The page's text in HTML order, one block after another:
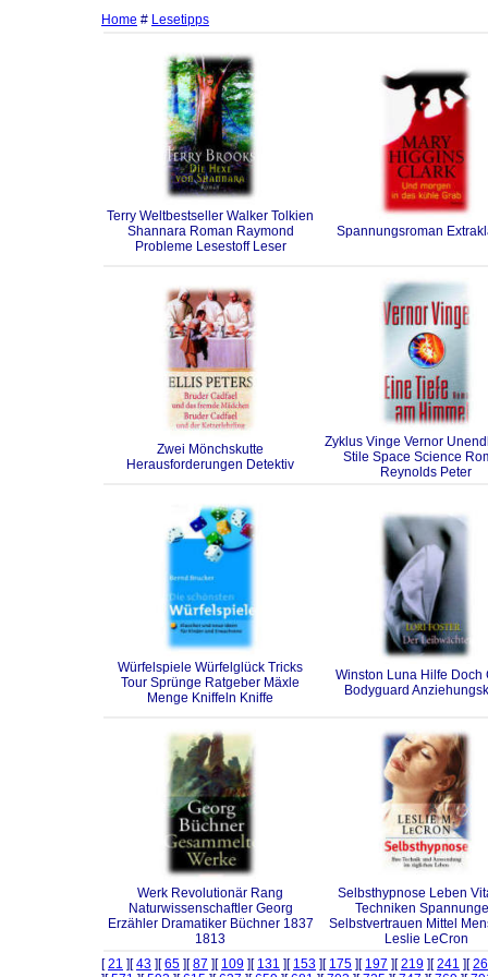
Home # Lesetipps
Terry Weltbestseller Walker Tolkien
Shannara Roman Raymond
Probleme Lesestoff Leser
Spannungsroman
Zwei Mönchskutte
Herausforderungen Detektiv
Zyklus Vinge Vernor
Stile Space Science
Reynolds Peter
Würfelspiele Würfelglück Tricks
Tour Sprünge Ratgeber Mäxle
Menge Kniffeln Kniffe
Winston Luna Hilfe Doch
Bodyguard
Werk Revolutionär Rang
Naturwissenschaftler Georg
Erzähler Dramatiker Büchner 1837
1813
Selbsthypnose Leben
Techniken
Selbstvertrauen Mittel
Leslie LeCron
[21 ][43 ][65 ][87 ][ 109 ][ 131 ][ 153 ][ 175 ][ 197 ][219 ][241 ][